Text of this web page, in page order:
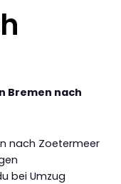
Bremen nach
nach Zoetermeer
bei Umzug